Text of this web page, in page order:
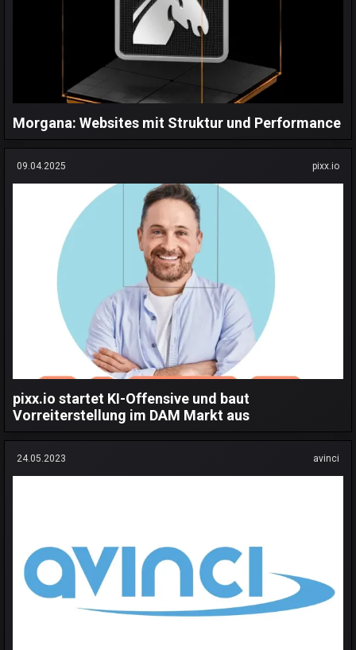
Morgana: Websites mit Struktur und Performance
09.04.2025 pixx.io
pixx.io startet KI-Offensive und baut
Vorreiterstellung im DAM Markt aus
24.05.2023 avinci